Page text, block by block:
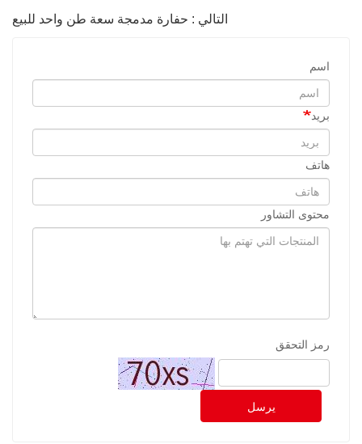
التالي : حفارة مدمجة سعة طن واحد للبيع
اسم
بريد
هاتف
محتوى التشاور
رمز التحقق
يرسل